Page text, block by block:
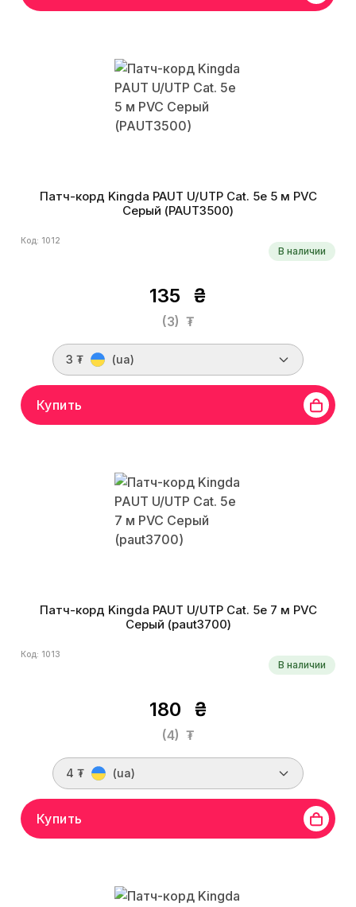
Патч-корд Kingda PAUT U/UTP Cat. 5e 5 м PVC
Серый (PAUT3500)
Код: 1012
В наличии
135 ₴
(3) ₮
3 ₮ (ua)
Купить
Патч-корд Kingda PAUT U/UTP Cat. 5e 7 м PVC
Серый (paut3700)
Код: 1013
В наличии
180 ₴
(4) ₮
4 ₮ (ua)
Купить